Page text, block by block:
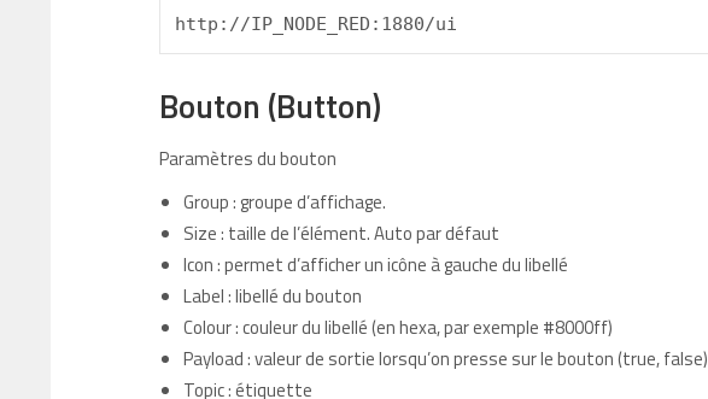
http://IP_NODE_RED:1880/ui
Bouton (Button)
Paramètres du bouton
Group : groupe d’affichage.
Size : taille de l’élément. Auto par défaut
Icon : permet d’afficher un icône à gauche du libellé
Label : libellé du bouton
Colour : couleur du libellé (en hexa, par exemple #8000ff)
Payload : valeur de sortie lorsqu’on presse sur le bouton (true, false)
Topic : étiquette